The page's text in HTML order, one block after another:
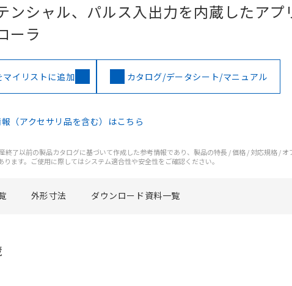
ンシャル、パルス入出力を内蔵したアプ
ーラ
マイリストに追加 カタログ/データシート/マニュアル
（アクセサリ品を含む）はこちら
了以前の製品カタログに基づいて作成した参考情報であり、製品の特長 / 価格 / 対応規格 / オ
ます。ご使用に際してはシステム適合性や安全性をご確認ください。
外形寸法 ダウンロード資料一覧